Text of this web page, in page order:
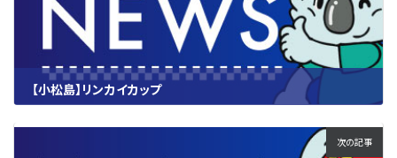
【小松島】リンカイカップ
2025.10.02
次の記事